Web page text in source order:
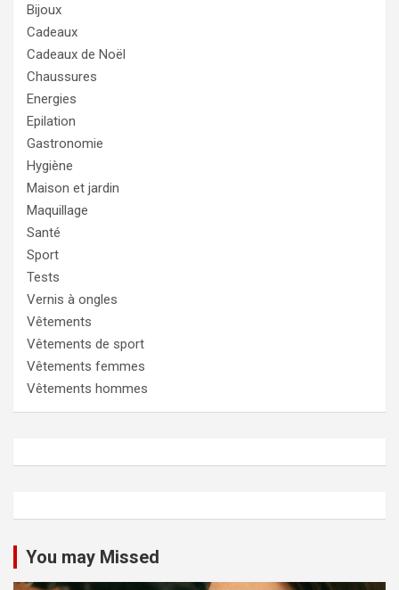
Bijoux
Cadeaux
Cadeaux de Noël
Chaussures
Energies
Epilation
Gastronomie
Hygiène
Maison et jardin
Maquillage
Santé
Sport
Tests
Vernis à ongles
Vêtements
Vêtements de sport
Vêtements femmes
Vêtements hommes
You may Missed